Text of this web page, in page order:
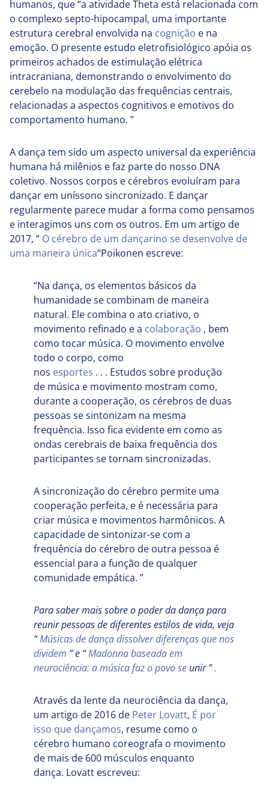
humanos, que “a atividade Theta está relacionada com
o complexo septo-hipocampal, uma importante
estrutura cerebral envolvida na cognição e na
emoção. O presente estudo eletrofisiológico apóia os
primeiros achados de estimulação elétrica
intracraniana, demonstrando o envolvimento do
cerebelo na modulação das frequências centrais,
relacionadas a aspectos cognitivos e emotivos do
comportamento humano. ”
A dança tem sido um aspecto universal da experiência
humana há milênios e faz parte do nosso DNA
coletivo. Nossos corpos e cérebros evoluíram para
dançar em uníssono sincronizado. E dançar
regularmente parece mudar a forma como pensamos
e interagimos uns com os outros. Em um artigo de
2017, “ O cérebro de um dançarino se desenvolve de
uma maneira única“Poikonen escreve:
“Na dança, os elementos básicos da
humanidade se combinam de maneira
natural. Ele combina o ato criativo, o
movimento refinado e a colaboração , bem
como tocar música. O movimento envolve
todo o corpo, como
nos esportes . . . Estudos sobre produção
de música e movimento mostram como,
durante a cooperação, os cérebros de duas
pessoas se sintonizam na mesma
frequência. Isso fica evidente em como as
ondas cerebrais de baixa frequência dos
participantes se tornam sincronizadas.
A sincronização do cérebro permite uma
cooperação perfeita, e é necessária para
criar música e movimentos harmônicos. A
capacidade de sintonizar-se com a
frequência do cérebro de outra pessoa é
essencial para a função de qualquer
comunidade empática. ”
Para saber mais sobre o poder da dança para
reunir pessoas de diferentes estilos de vida, veja
“Músicas de dança dissolver diferenças que nos
dividem ” e “Madonna baseada em
neurociência: a música faz o povo se unir ”.
Através da lente da neurociência da dança,
um artigo de 2016 de Peter Lovatt, É por
isso que dançamos, resume como o
cérebro humano coreografa o movimento
de mais de 600 músculos enquanto
dança. Lovatt escreveu: